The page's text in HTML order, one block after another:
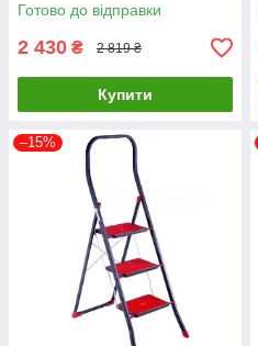
Готово до відправки
2 430 ₴ 2 819 ₴
Купити
–15%